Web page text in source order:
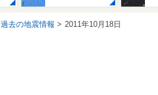
過去の地震情報 2011年10月18日